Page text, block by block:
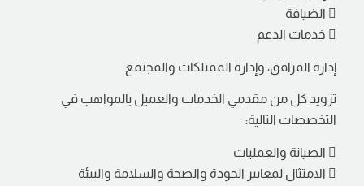
 الضيافة
 خدمات الدعم
إدارة المرافق، وإدارة الممتلكات والمجتمع
تزويد كل من مقدمي الخدمات والعميل بالمواهب في
التخصصات التالية:
 الصيانة والعمليات
 الامتثال لمعايير الجودة والصحة والسلامة والبيئة